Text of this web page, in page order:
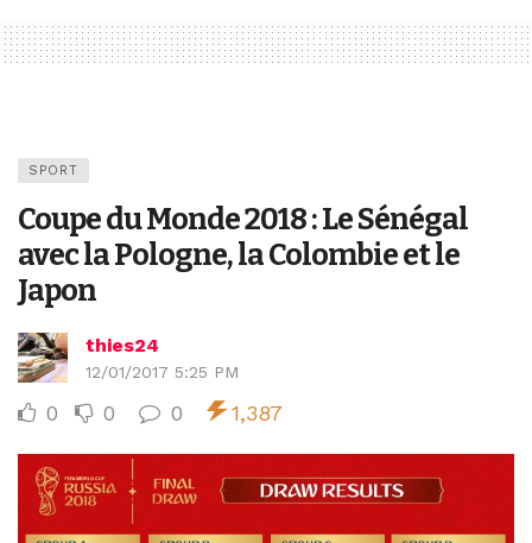
SPORT
Coupe du Monde 2018 : Le Sénégal
avec la Pologne, la Colombie et le
Japon
thies24
12/01/2017 5:25 PM
0 0 0 1,387